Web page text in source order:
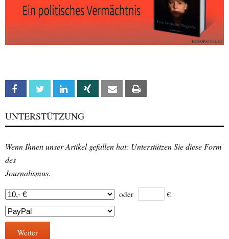
Facebook Twitter Linkedin Xing Email
UNTERSTÜTZUNG
Wenn Ihnen unser Artikel gefallen hat: Unterstützen Sie diese Form
des
Journalismus.
oder €
Weiter